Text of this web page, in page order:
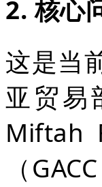
2. 核心
这是当
亚贸易
Miftah
（